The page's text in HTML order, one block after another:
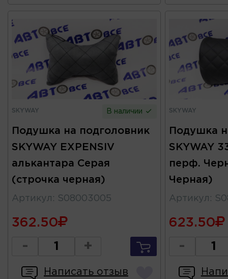
SKYWAY В наличии
Подушка на подголовник
SKYWAY EXPENSIV
алькантара Серая
(строчка черная)
Артикул : S08003005
362.50
- +
Написать отзыв
SKYWAY
Подушка
SKYWAY
перф.
Черная)
Артикул :
623.50
-